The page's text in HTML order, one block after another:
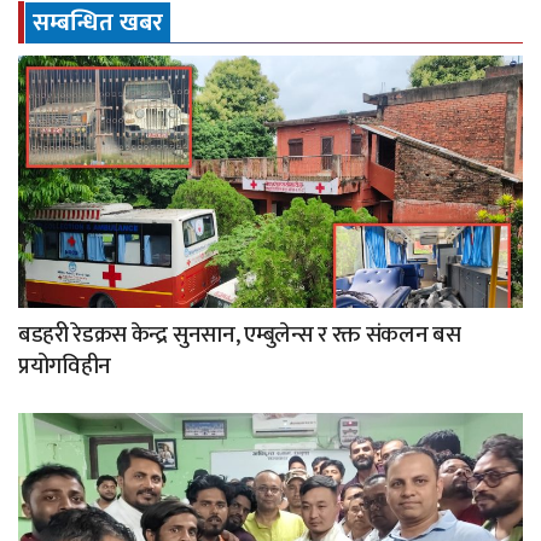
सम्बन्धित खबर
बडहरी रेडक्रस केन्द्र सुनसान, एम्बुलेन्स र रक्त संकलन बस
प्रयोगविहीन